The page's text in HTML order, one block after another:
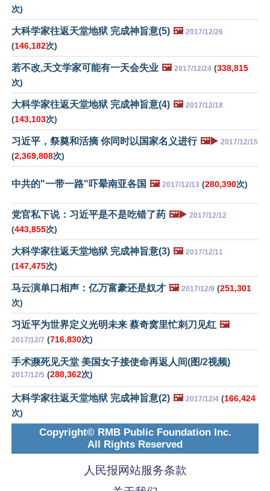
次)
大科学家往返天堂地狱 完成神旨意(5) 🖼️ 2017/12/26
(146,182次)
若不改,天文学家可能有一天会失业 🖼️ 2017/12/24 (338,815
次)
大科学家往返天堂地狱 完成神旨意(4) 🖼️ 2017/12/18
(143,103次)
习近平，祭奠和活摘 你同时以国家名义进行 🖼️▶️ 2017/12/15
(2,369,808次)
中共的"一带一路"吓晕南亚各国 🖼️ 2017/12/13 (280,390次)
党官私下说：习近平是不是吃错了药 🖼️▶️ 2017/12/12
(443,855次)
大科学家往返天堂地狱 完成神旨意(3) 🖼️ 2017/12/11
(147,475次)
马云演单口相声：亿万富豪还是奴才 🖼️ 2017/12/9 (251,301
次)
习近平为世界定义光明未来 蔡奇窝里忙刺刀见红 🖼️
2017/12/7 (716,830次)
手术濒死见天堂 美国女子接使命再返人间(图/2视频)
2017/12/5 (288,362次)
大科学家往返天堂地狱 完成神旨意(2) 🖼️ 2017/12/4 (166,424
次)
Copyright© RMB Public Foundation Inc.
All Rights Reserved
人民报网站服务条款